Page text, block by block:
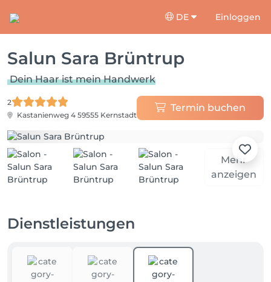
DE Einloggen
Salun Sara Brüntrup
Dein Haar ist mein Handwerk
2
Kastanienweg 4 59555 Kernstadt
Termin buchen
Mehr
anzeigen
Dienstleistungen